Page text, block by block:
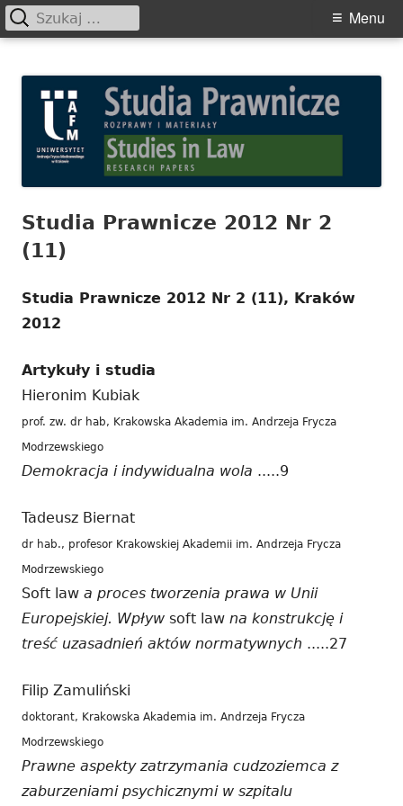
content
Materiały
Primary
Menu
Szukaj:
Studia Prawnicze 2012 Nr 2
(11)
Studia Prawnicze 2012 Nr 2 (11), Kraków
2012
Artykuły i studia
Hieronim Kubiak
prof. zw. dr hab, Krakowska Akademia im. Andrzeja Frycza
Modrzewskiego
Demokracja i indywidualna wola .....9
Tadeusz Biernat
dr hab., profesor Krakowskiej Akademii im. Andrzeja Frycza
Modrzewskiego
Soft law a proces tworzenia prawa w Unii
Europejskiej. Wpływ soft law na konstrukcję i
treść uzasadnień aktów normatywnych .....27
Filip Zamuliński
doktorant, Krakowska Akademia im. Andrzeja Frycza
Modrzewskiego
Prawne aspekty zatrzymania cudzoziemca z
zaburzeniami psychicznymi w szpitalu